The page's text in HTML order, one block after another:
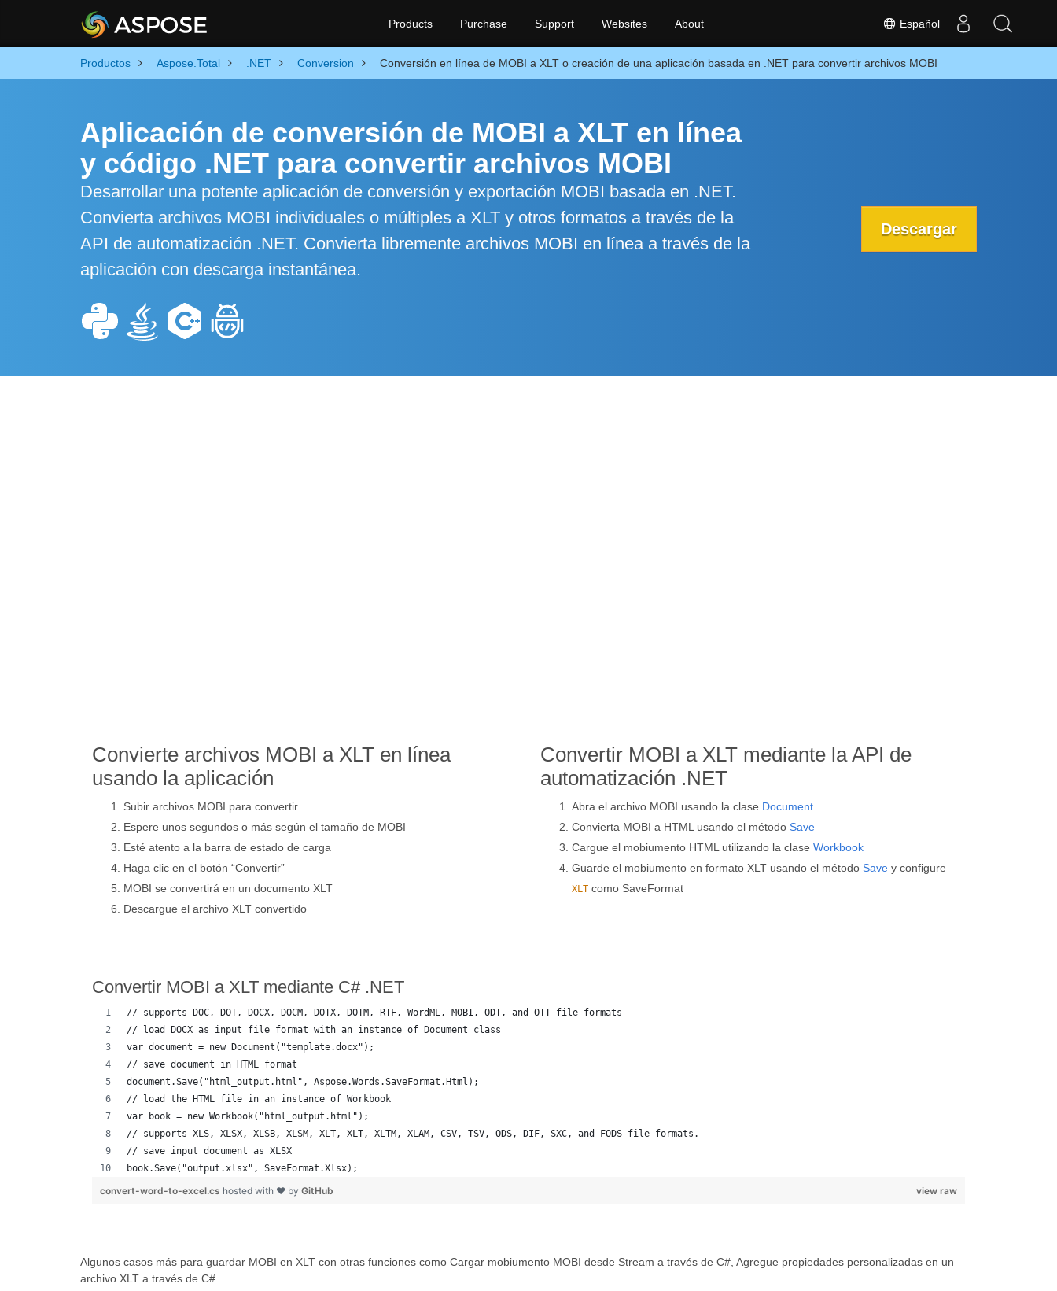
Español
Products Purchase Support Websites About
Productos Aspose.Total .NET Conversion Conversión en línea de MOBI a XLT o creación de una aplicación basada en .NET para convertir archivos MOBI
Aplicación de conversión de MOBI a XLT en línea
y código .NET para convertir archivos MOBI
Desarrollar una potente aplicación de conversión y exportación MOBI basada en .NET.
Convierta archivos MOBI individuales o múltiples a XLT y otros formatos a través de la
API de automatización .NET. Convierta libremente archivos MOBI en línea a través de la
aplicación con descarga instantánea.
Descargar
Convierte archivos MOBI a XLT en línea
usando la aplicación
Subir archivos MOBI para convertir
Espere unos segundos o más según el tamaño de MOBI
Esté atento a la barra de estado de carga
Haga clic en el botón “Convertir”
MOBI se convertirá en un documento XLT
Descargue el archivo XLT convertido
Convertir MOBI a XLT mediante la API de
automatización .NET
Abra el archivo MOBI usando la clase Document
Convierta MOBI a HTML usando el método Save
Cargue el mobiumento HTML utilizando la clase Workbook
Guarde el mobiumento en formato XLT usando el método Save y configure
XLT como SaveFormat
Convertir MOBI a XLT mediante C# .NET
// supports DOC, DOT, DOCX, DOCM, DOTX, DOTM, RTF, WordML, MOBI, ODT, and OTT file formats
// load DOCX as input file format with an instance of Document class
var document = new Document("template.docx");
// save document in HTML format
document.Save("html_output.html", Aspose.Words.SaveFormat.Html);
// load the HTML file in an instance of Workbook
var book = new Workbook("html_output.html");
// supports XLS, XLSX, XLSB, XLSM, XLT, XLT, XLTM, XLAM, CSV, TSV, ODS, DIF, SXC, and FODS file formats.
// save input document as XLSX
book.Save("output.xlsx", SaveFormat.Xlsx);
view raw
convert-word-to-excel.cs hosted with ❤ by GitHub
Algunos casos más para guardar MOBI en XLT con otras funciones como Cargar mobiumento MOBI desde Stream a través de C#, Agregue propiedades personalizadas en un
archivo XLT a través de C#.